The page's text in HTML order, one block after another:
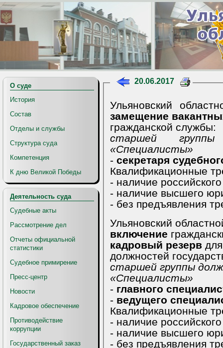
О суде
История
Состав
Отделы и службы
Структура суда
Компетенция
К дню Великой Победы
Деятельность суда
Судебные акты
Рассмотрение дел
Отчеты официальной
статистики
Судебное примирение
Пресс-центр
Новости
Кадровое обеспечение
Противодействие
коррупции
Государственный заказ
20.06.2017
замещение
гражданской службы:
старшей группы
«Специалисты»
-
- наличие
- наличие высшего
Ульяновский
включение
кадровый резерв для замещения
должностей
старшей группы
«Специалисты»
-
главного
-
ведущего
- наличие
- наличие высшего